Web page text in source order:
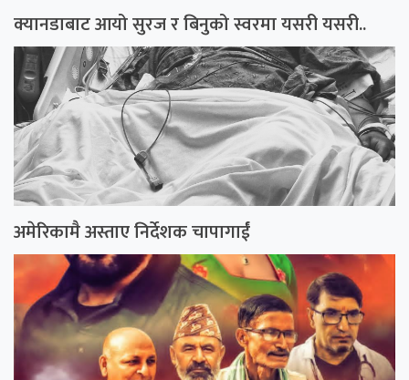
क्यानडाबाट आयो सुरज र बिनुको स्वरमा यसरी यसरी..
अमेरिकामै अस्ताए निर्देशक चापागाईं